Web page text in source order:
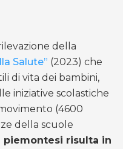
della
Salute” (2023) che
di vita dei bambini,
iniziative scolastiche
(4600
della scuole
piemontesi risulta in